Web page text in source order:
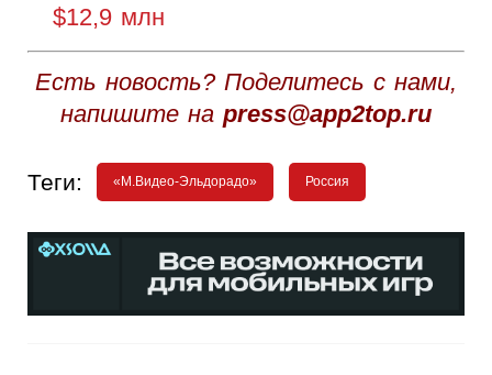
$12,9 млн
Есть новость? Поделитесь с нами,
напишите на press@app2top.ru
Теги: «М.Видео-Эльдорадо» Россия